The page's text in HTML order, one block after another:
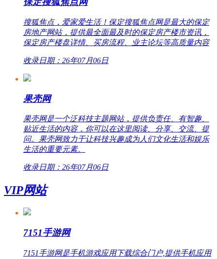
搜狐焦点，爱家爱生活！保定搜狐焦点网是最大的保定
房地产网站，提供最全面最及时的保定房产楼市资讯，
保定房产楼盘详情、买房流程、业主论坛等高质量内容
收录日期：26年07月06日
果壳网
果壳网是一个泛科技主题网站，提供负责任、有智趣、
贴近生活的内容，你可以在这里阅读、分享、交流、提
问。果壳网致力于让科技兴趣成为人们文化生活和娱乐
生活的重要元素。
收录日期：26年07月06日
VIP网站
7151手游网
7151手游网是手机游戏应用下载综合门户,提供手机应用